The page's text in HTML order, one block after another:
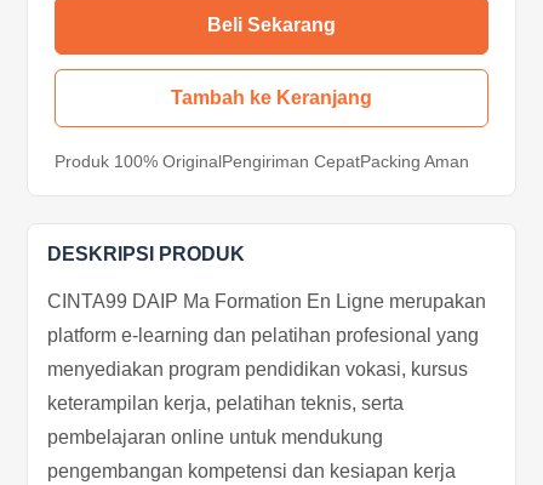
Beli Sekarang
Tambah ke Keranjang
Produk 100% OriginalPengiriman CepatPacking Aman
DESKRIPSI PRODUK
CINTA99 DAIP Ma Formation En Ligne merupakan
platform e-learning dan pelatihan profesional yang
menyediakan program pendidikan vokasi, kursus
keterampilan kerja, pelatihan teknis, serta
pembelajaran online untuk mendukung
pengembangan kompetensi dan kesiapan kerja